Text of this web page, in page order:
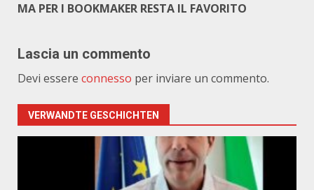
MA PER I BOOKMAKER RESTA IL FAVORITO
Lascia un commento
Devi essere connesso per inviare un commento.
VERWANDTE GESCHICHTEN